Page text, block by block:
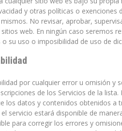
y otras políticas o exenciones
No revisar, aprobar,
web. En ningún caso seremos
su uso o imposibilidad de uso de
por cualquier error u omisión y
de los Servicios de la
los datos y contenidos obtenidos a
servicio estará disponible de
para corregir los errores y